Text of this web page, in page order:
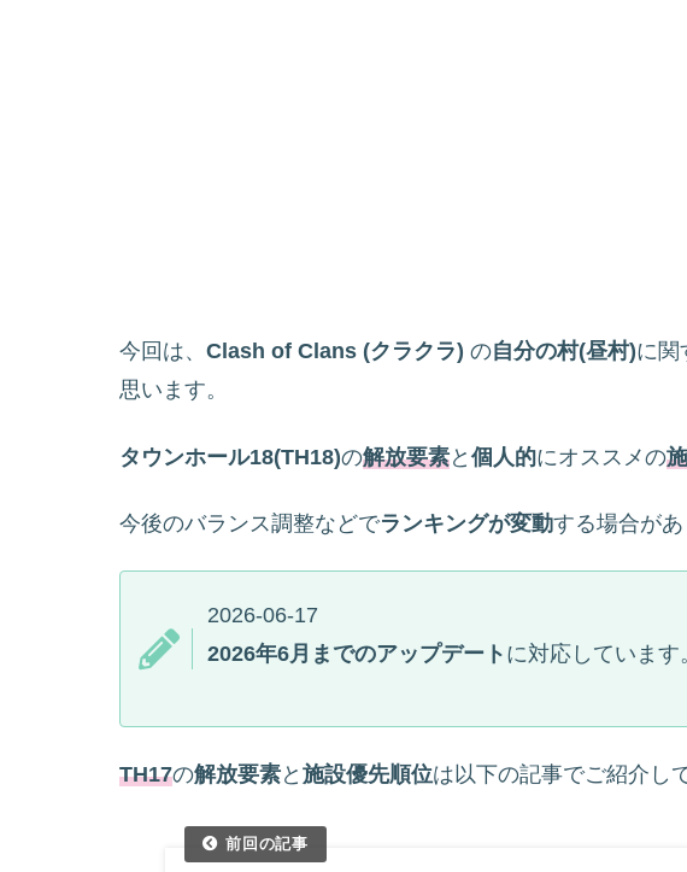
今回は、 Clash of Clans (クラクラ) の自分の村(昼村)に関
思います。
タウンホール18(TH18)の解放要素と 個人的にオススメの
今後のバランス調整などでランキングが変動する場合があ
2026-06-17
2026年6月までのアップデート に対応しています
TH17の解放要素と 施設優先順位は以下の記事でご紹介し